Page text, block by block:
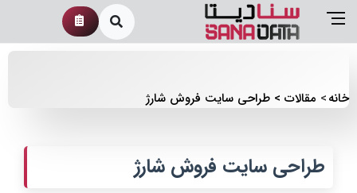
خانه مقالات طراحی سایت فروش شارژ
طراحی سایت فروش شارژ